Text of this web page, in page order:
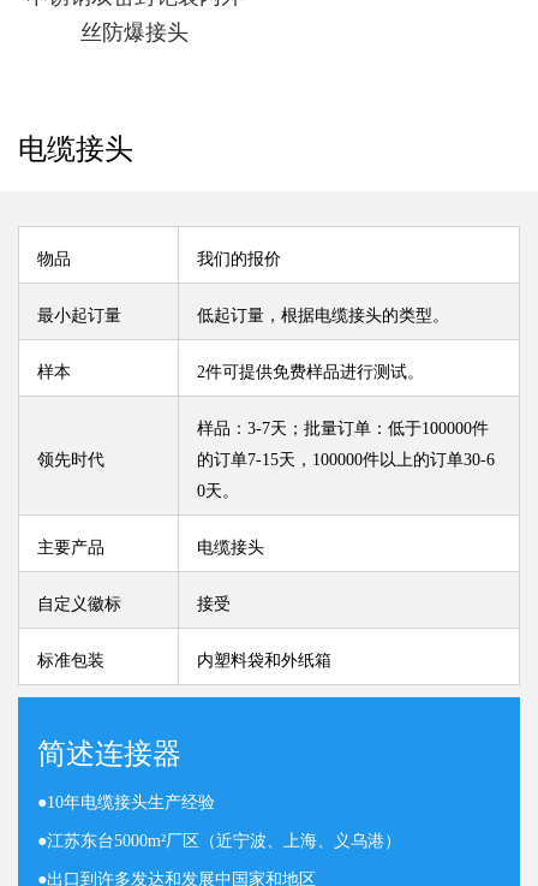
丝防爆接头
电缆接头
物品 我们的报价
最小起订量 低起订量，根据电缆接头的类型。
样本 2件可提供免费样品进行测试。
领先时代
样品：3-7天；批量订单：低于100000件
的订单7-15天，100000件以上的订单30-6
0天。
主要产品 电缆接头
自定义徽标 接受
标准包装 内塑料袋和外纸箱
简述连接器
●10年电缆接头生产经验
●江苏东台5000m²厂区（近宁波、上海、义乌港）
●出口到许多发达和发展中国家和地区